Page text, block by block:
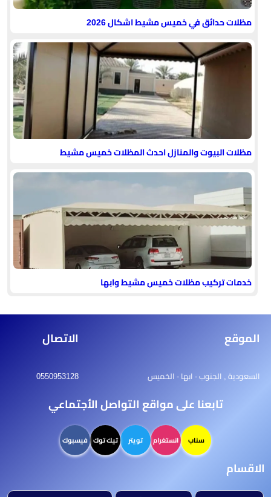
مظلات حدائق في خميس مشيط اشكال 2026
مظلات البيوت والمنازل احدث المظلات خميس مشيط
خدمات تركيب مظلات خميس مشيط وابها
الموقع الاتصال
السعودية , الجنوب - ابها - الخميس 0550953128
تابعنا على مواقع التواصل الأجتماعي
سناب انستغرام تويتر تيك توك فيسبوك
الاقسام